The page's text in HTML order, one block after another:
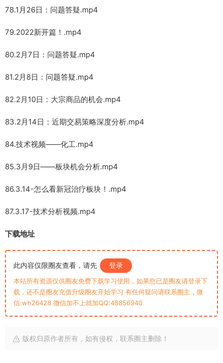
78.1月26日：问题答疑.mp4
79.2022新开篇！.mp4
80.2月7日：问题答疑.mp4
81.2月8日：问题答疑.mp4
82.2月10日：大宗商品的机会.mp4
83.2月14日：近期交易策略深度分析.mp4
84.技术视频——化工.mp4
85.3月9日——板块机会分析.mp4
86.3.14-怎么看新冠治疗板块！.mp4
87.3.17-技术分析视频.mp4
下载地址
此内容仅限圈友查看，请先 登录
本站所有资源仅供圈友免费下载学习使用，如果您已是圈友请登录下
载，还不是圈友充值升级圈友开始学习 有任何疑问请联系圈主，微
信:wh26428 微信加不上就加QQ:48856940
版权归原作者所有，如有侵权，联系圈主删除！